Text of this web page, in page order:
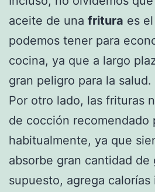
aceite de una fritura es
podemos tener para
cocina, ya que a largo
gran peligro para la salud.
Por otro lado, las frituras
de cocción recomendado
habitualmente, ya que
absorbe gran cantidad de
supuesto, agrega calorías